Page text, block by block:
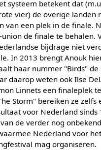
systeem betekent dat
vier) de overige landen
van een plek in de finale.
union de finale te behalen.
bijdrage niet
In 2013 brengt Anouk
haar nummer "Birds" de
daarop weten ook Ilse
Linnets een finaleplek
Storm" bereiken ze zelfs
voor Nederland sinds
de verder nog
Nederland voor
mag organiseren.